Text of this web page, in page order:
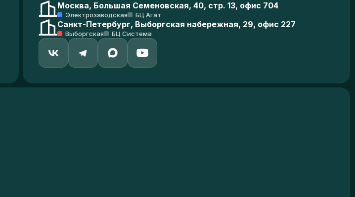
Москва, Большая Семеновская, 40, стр. 13, офис 704
Электрозаводская БЦ Агат
Санкт-Петербург, Выборгская набережная, 29, офис 227
Выборгская БЦ Система